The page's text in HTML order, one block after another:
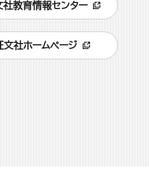
社教育情報センター
文社ホームページ